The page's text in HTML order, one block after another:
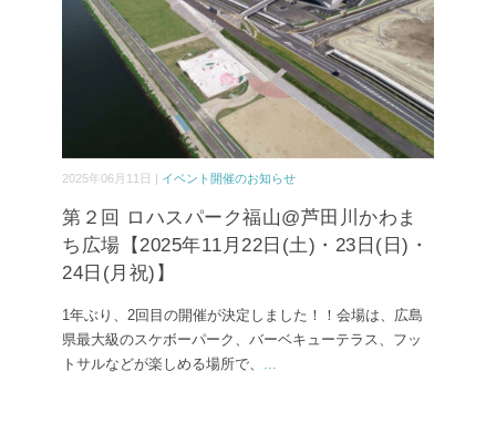
2025年06月11日 | イベント開催のお知らせ
第２回 ロハスパーク福山@芦田川かわま
ち広場【2025年11月22日(土)・23日(日)・
24日(月祝)】
1年ぶり、2回目の開催が決定しました！！会場は、広島
県最大級のスケボーパーク、バーベキューテラス、フッ
トサルなどが楽しめる場所で、 ...